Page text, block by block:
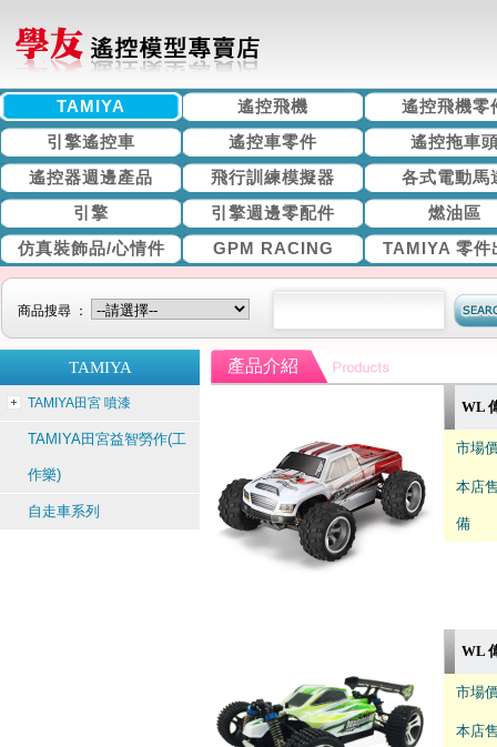
TAMIYA 遙控飛機
遙控飛機零
引擎遙控車
遙控車零件
遙控拖車
遙控器週邊產品
飛行訓練模擬器
各式電動馬
引擎
引擎週邊零配件
燃油區
仿真裝飾品/心情件
GPM RACING TAMIYA 零件
商品搜尋 ：
TAMIYA
TAMIYA田宮 噴漆
TAMIYA田宮益智勞作(工
作樂)
自走車系列
產品介紹
WL
市場
本店
備
WL
市場
本店